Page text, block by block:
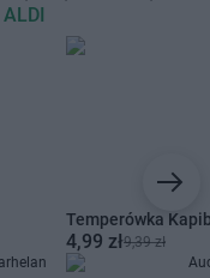
ALDI
arhelan
Temperówka
4,99 zł9,39 zł